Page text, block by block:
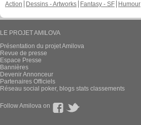
Action
Dessins - Artworks Fantasy - SF Humour
LE PROJET AMILOVA
Présentation du projet Amilova
Revue de presse
Espace Presse
Bannières
Devenir Annonceur
Partenaires Officiels
Réseau social poker, blogs stats classements
Follow Amilova on